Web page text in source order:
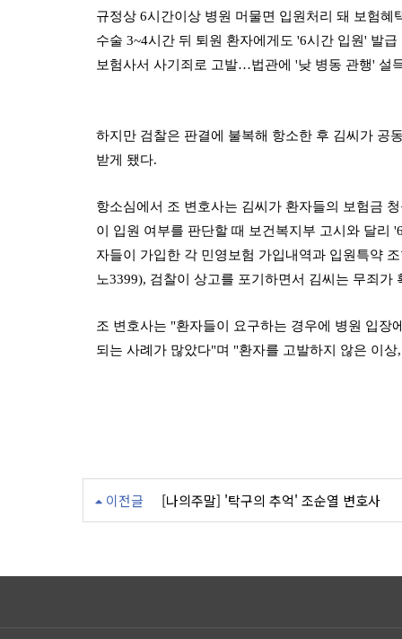
규정상 6시간이상 병원 머물면 입원처리 돼 보험혜
수술 3~4시간 뒤 퇴원 환자에게도 '6시간 입원' 발급
보험사서 사기죄로 고발…법관에 '낮 병동 관행' 설
하지만 검찰은 판결에 불복해 항소한 후 김씨가 공
받게 됐다.
항소심에서 조 변호사는 김씨가 환자들의 보험금
이 입원 여부를 판단할 때 보건복지부 고시와 달
자들이 가입한 각 민영보험 가입내역과 입원특약
노3399), 검찰이 상고를 포기하면서 김씨는 무죄가
조 변호사는 "환자들이 요구하는 경우에 병원 입장
되는 사례가 많았다"며 "환자를 고발하지 않은 이
이전글 [나의주말] '탁구의 추억' 조순열 변호사